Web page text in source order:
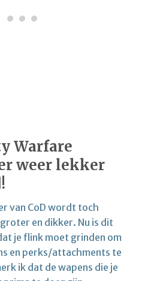
Warfare
weer lekker
van CoD wordt toch
en dikker. Nu is dit
je flink moet grinden om
en perks/attachments te
ik dat de wapens die je